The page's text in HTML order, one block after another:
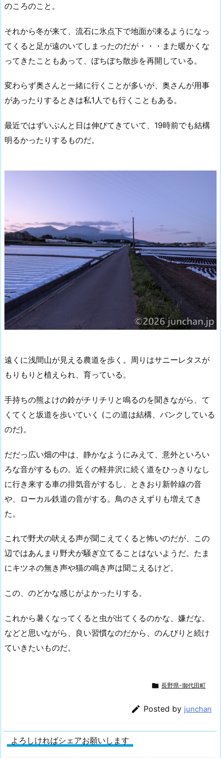
のころのこと。
それから冬が来て、流石に氷点下で地面が凍るようになっ
てくると足が遠のいてしまったのだが・・・また暖かくな
ってきたこともあって、ぼちぼち散歩を再開している。
変わらず奥さんと一緒に行くことが多いが、奥さんが用事
があったりするときは私1人でも行くこともある。
最近ではずいぶんと日は伸びてきていて、19時前でも結構
明るかったりするものだ。
遠くに浅間山が見える農道を歩く。周りはサニーレタスが
もりもりと植えられ、育っている。
手持ちの熊よけの鈴がチリチリと鳴るのを聞きながら、て
くてくと坂道を歩いていく (この道は結構、バンクしている
のだ)。
だだっ広い畑の中は、静かなようにみえて、意外といろい
ろな音がするもの。近くの軽井沢に続く道をひっきりなし
に行き来する車の排気音がするし、ときおり新幹線の音
や、ローカル鉄道の音がする。鳥のさえずりも増えてき
た。
これで野犬の吠える声が聞こえてくると怖いのだが、この
辺ではあんまり野犬が騒ぎ立てることはないようだ。たま
にキツネの無き声や猫の鳴き声は聞こえるけど。
この、のどかな感じがよかったりする。
これから暑くなってくると虫が出てくるのかな、嫌だな。
などと思いながら、良い習慣なのだから、のんびりと続け
ていきたいものだ。
 長野県-御代田町
 Posted by junchan
よろしければシェアお願いします